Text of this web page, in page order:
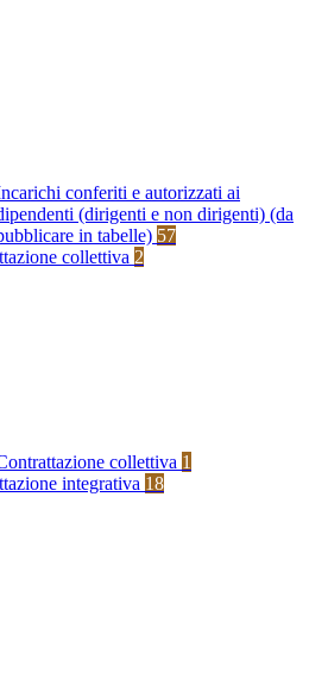
conferiti e autorizzati ai
(dirigenti e non dirigenti) (da
in tabelle) 57
collettiva 2
collettiva 1
integrativa 18